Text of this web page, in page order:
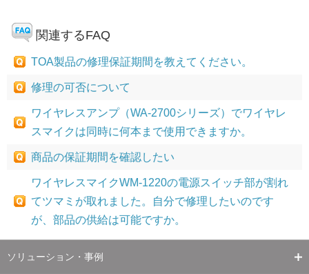
関連するFAQ
TOA製品の修理保証期間を教えてください。
修理の可否について
ワイヤレスアンプ（WA-2700シリーズ）でワイヤレ
スマイクは同時に何本まで使用できますか。
商品の保証期間を確認したい
ワイヤレスマイクWM-1220の電源スイッチ部が割れ
てツマミが取れました。自分で修理したいのです
が、部品の供給は可能ですか。
ソリューション・事例